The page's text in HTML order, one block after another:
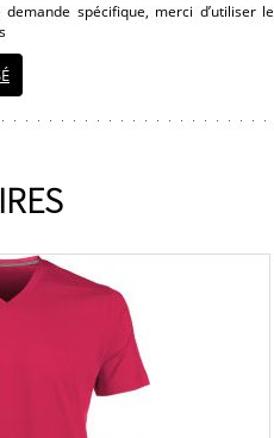
spécifique, merci d’utiliser le